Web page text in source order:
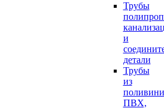
Трубы
и
детали
Трубы
из
ПВХ,